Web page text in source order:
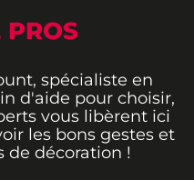
PROS
spécialiste en
d'aide pour choisir,
vous libèrent ici
les bons gestes et
de décoration !